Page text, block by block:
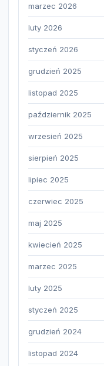
marzec 2026
luty 2026
styczeń 2026
grudzień 2025
listopad 2025
październik 2025
wrzesień 2025
sierpień 2025
lipiec 2025
czerwiec 2025
maj 2025
kwiecień 2025
marzec 2025
luty 2025
styczeń 2025
grudzień 2024
listopad 2024